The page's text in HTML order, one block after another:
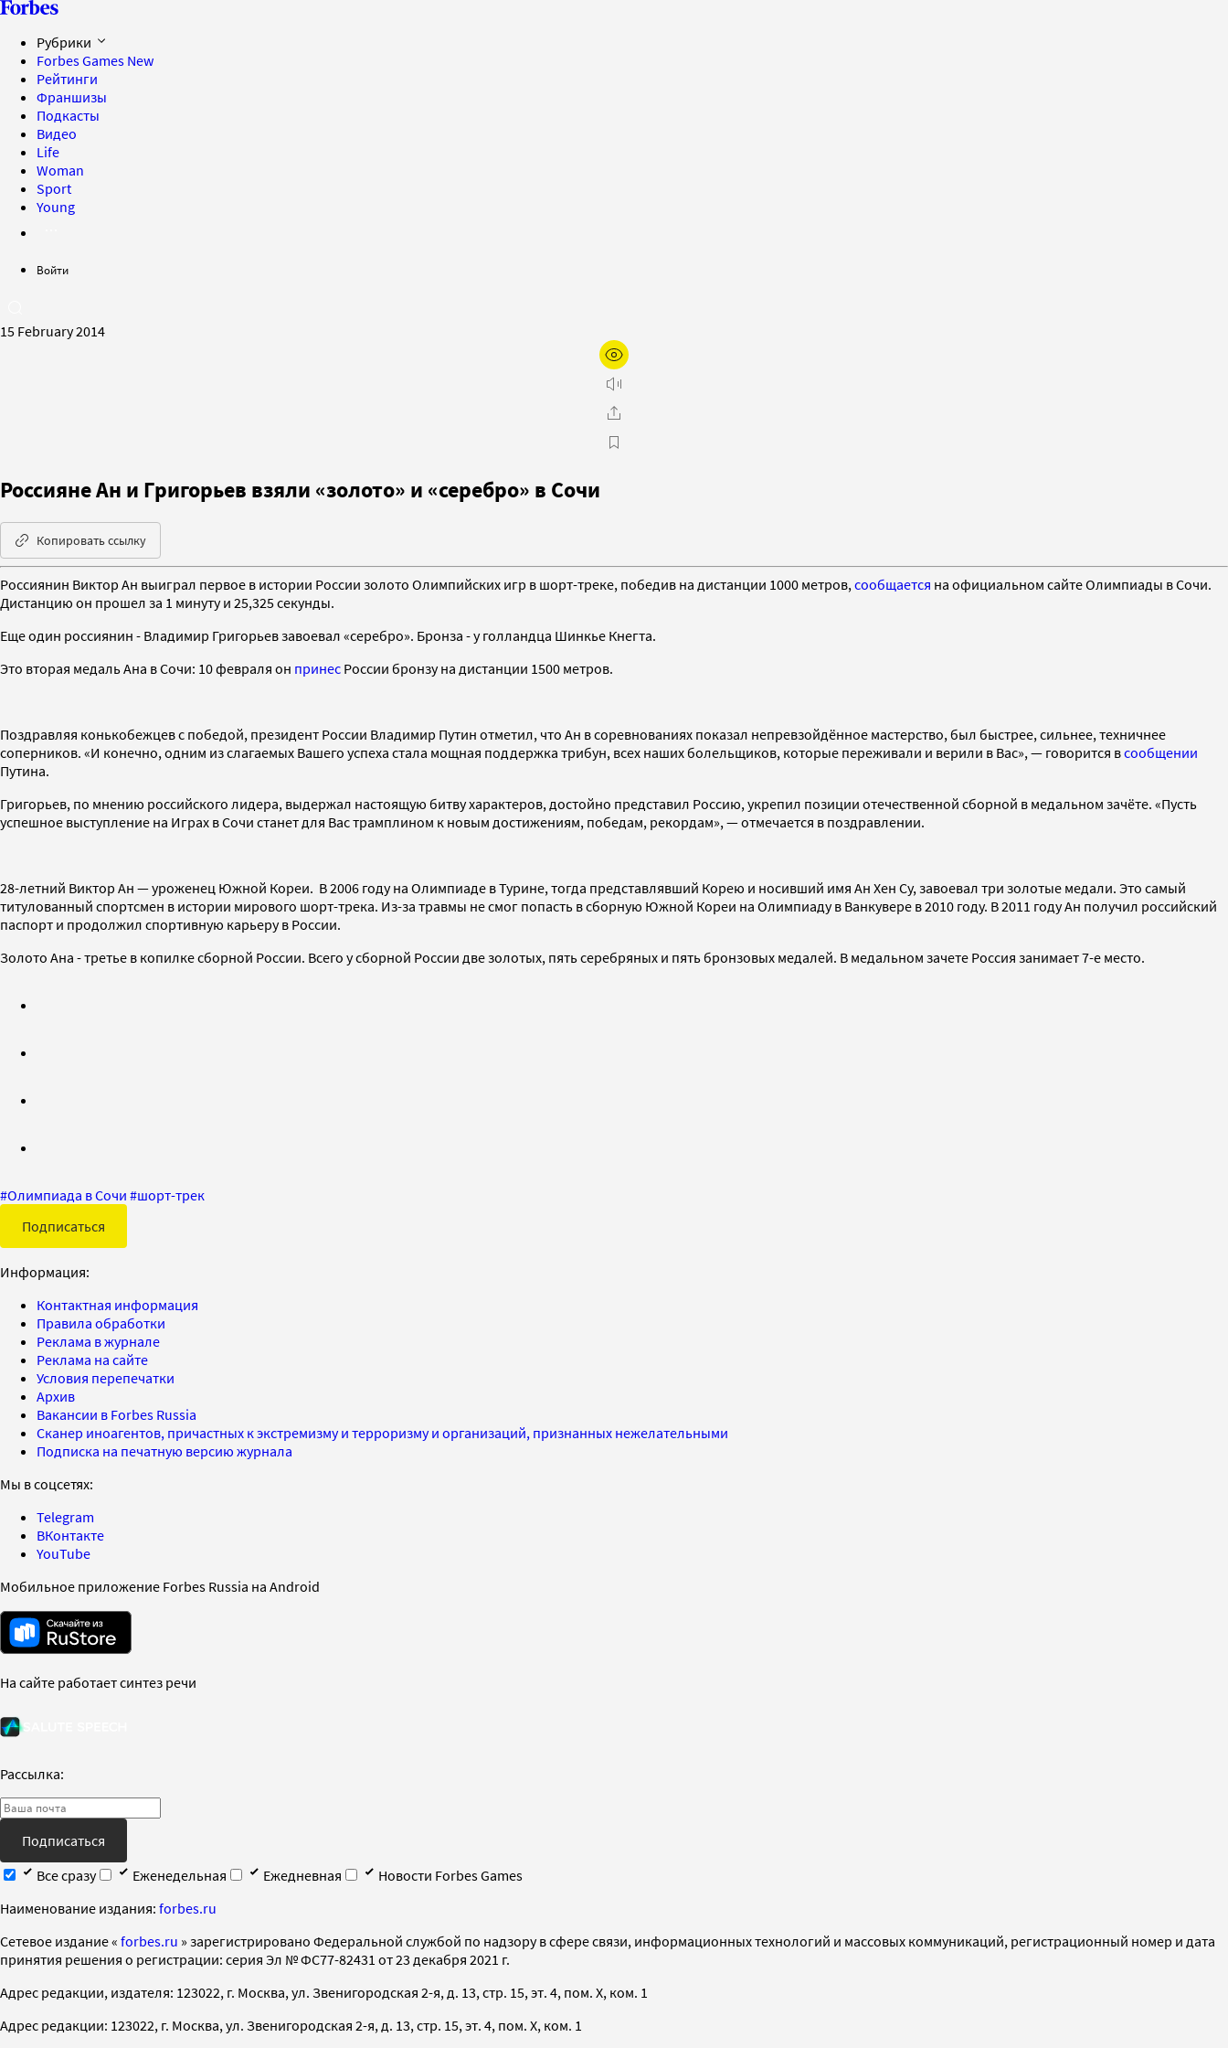
Рубрики
Forbes Games New
Рейтинги
Франшизы
Подкасты
Видео
Life
Woman
Sport
Young
Войти
15 February 2014
Россияне Ан и Григорьев взяли «золото» и «серебро» в Сочи
Копировать ссылку
Россиянин Виктор Ан выиграл первое в истории России золото Олимпийских игр в шорт-треке, победив на дистанции 1000 метров, сообщается на официальном сайте Олимпиады в Сочи.
Дистанцию он прошел за 1 минуту и 25,325 секунды.
Еще один россиянин - Владимир Григорьев завоевал «серебро». Бронза - у голландца Шинкье Кнегта.
Это вторая медаль Ана в Сочи: 10 февраля он принес России бронзу на дистанции 1500 метров.
Поздравляя конькобежцев с победой, президент России Владимир Путин отметил, что Ан в соревнованиях показал непревзойдённое мастерство, был быстрее, сильнее, техничнее
соперников. «И конечно, одним из слагаемых Вашего успеха стала мощная поддержка трибун, всех наших болельщиков, которые переживали и верили в Вас», — говорится всообщении
Путина.
Григорьев, по мнению российского лидера, выдержал настоящую битву характеров, достойно представил Россию, укрепил позиции отечественной сборной в медальном зачёте. «Пусть
успешное выступление на Играх в Сочи станет для Вас трамплином к новым достижениям, победам, рекордам», — отмечается в поздравлении.
28-летний Виктор Ан — уроженец Южной Кореи. В 2006 году на Олимпиаде в Турине, тогда представлявший Корею и носивший имя Ан Хен Су, завоевал три золотые медали. Это самый
титулованный спортсмен в истории мирового шорт-трека. Из-за травмы не смог попасть в сборную Южной Кореи на Олимпиаду в Ванкувере в 2010 году. В 2011 году Ан получил российский
паспорт и продолжил спортивную карьеру в России.
Золото Ана - третье в копилке сборной России. Всего у сборной России две золотых, пять серебряных и пять бронзовых медалей. В медальном зачете Россия занимает 7-е место.
#Олимпиада в Сочи #шорт-трек
Подписаться
Информация:
Контактная информация
Правила обработки
Реклама в журнале
Реклама на сайте
Условия перепечатки
Архив
Вакансии в Forbes Russia
Сканер иноагентов, причастных к экстремизму и терроризму и организаций, признанных нежелательными
Подписка на печатную версию журнала
Мы в соцсетях:
Telegram
ВКонтакте
YouTube
Мобильное приложение Forbes Russia на Android
На сайте работает синтез речи
Рассылка:
Подписаться
Все сразу
Еженедельная Ежедневная
Новости Forbes Games
Наименование издания: forbes.ru
Cетевое издание « forbes.ru » зарегистрировано Федеральной службой по надзору в сфере связи, информационных технологий и массовых коммуникаций, регистрационный номер и дата
принятия решения о регистрации: серия Эл № ФС77-82431 от 23 декабря 2021 г.
Адрес редакции, издателя: 123022, г. Москва, ул. Звенигородская 2-я, д. 13, стр. 15, эт. 4, пом. X, ком. 1
Адрес редакции: 123022, г. Москва, ул. Звенигородская 2-я, д. 13, стр. 15, эт. 4, пом. X, ком. 1